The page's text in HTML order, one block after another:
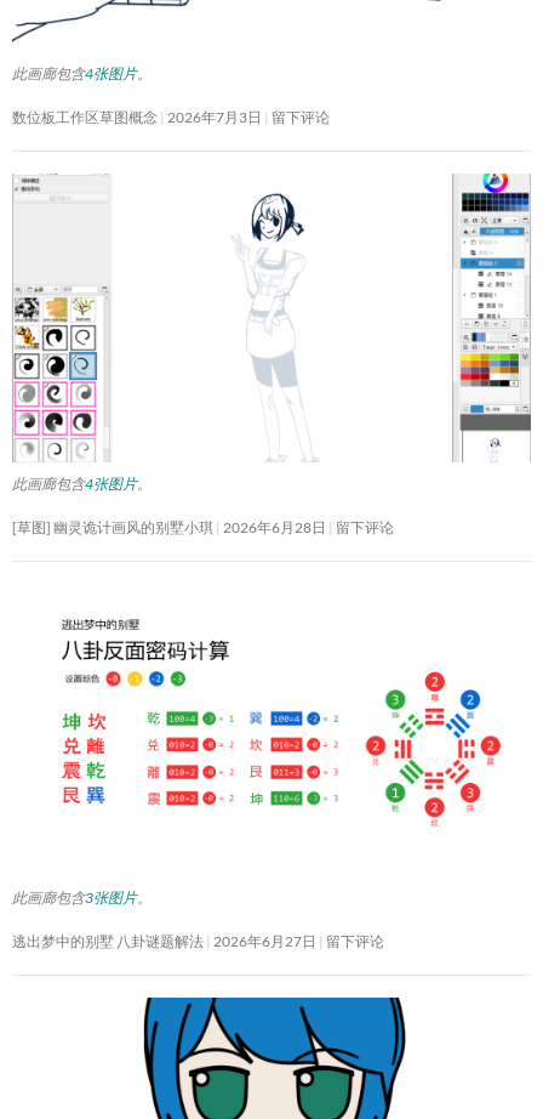
此画廊包含4张图片。
数位板工作区草图概念 2026年7月3日 留下评论
此画廊包含4张图片。
[草图] 幽灵诡计画风的别墅小琪 2026年6月28日 留下评论
此画廊包含3张图片。
逃出梦中的别墅 八卦谜题解法 2026年6月27日 留下评论